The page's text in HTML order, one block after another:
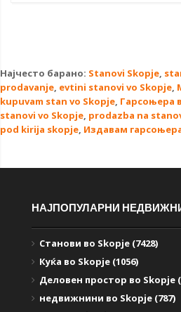
Најчесто барано: Stanovi Skopje,
prodavanje, evtini stanovi vo Skopje,
kupuvam stan vo Skopje, Гарсоњера
stanovi vo Skopje, prodazba na
pod kirija skopje, Издавам
НАЈПОПУЛАРНИ
Станови во Skopje (7428)
Куќа во Skopje (1056)
Деловен простор во Skopje
недвижнини во Skopje (787)